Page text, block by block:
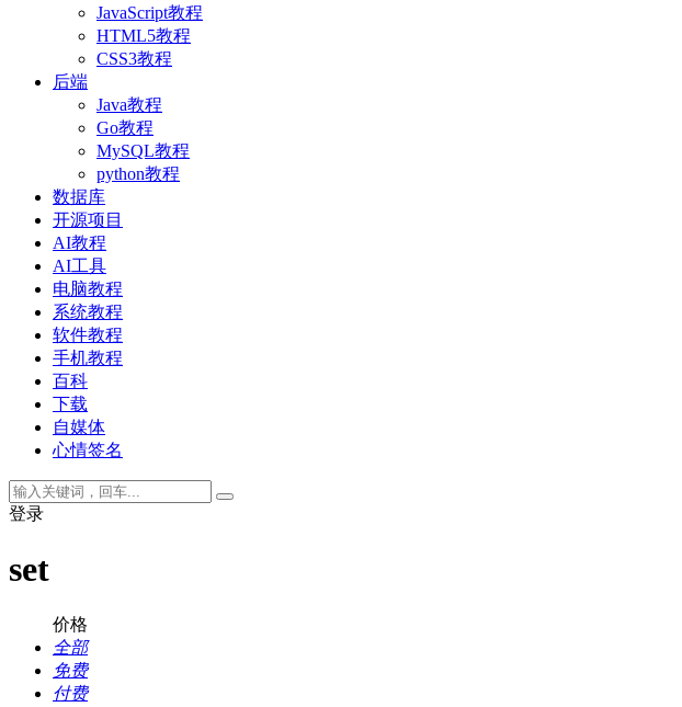
JavaScript教程
HTML5教程
CSS3教程
后端
Java教程
Go教程
MySQL教程
python教程
数据库
开源项目
AI教程
AI工具
电脑教程
系统教程
软件教程
手机教程
百科
下载
自媒体
心情签名
登录
set
价格
全部
免费
付费